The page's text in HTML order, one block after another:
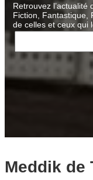
Retrouvez l’actualité
Fiction, Fantastique,
de celles et ceux qui
R
c
r
Meddik de